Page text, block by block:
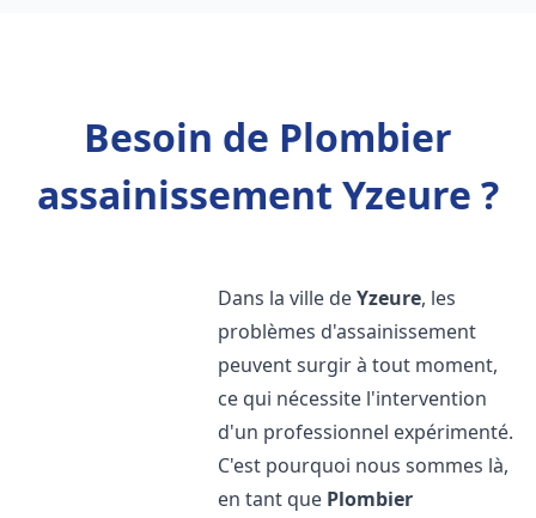
Besoin de Plombier
assainissement Yzeure ?
Dans la ville deYzeure, les
problèmes d'assainissement
peuvent surgir à tout moment,
ce qui nécessite l'intervention
d'un professionnel expérimenté.
C'est pourquoi nous sommes là,
en tant que Plombier